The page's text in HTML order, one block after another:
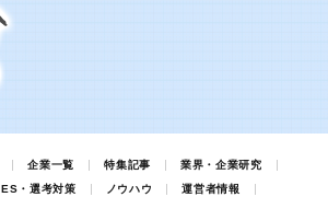
企業一覧 特集記事
業界・企業研究
ES・選考対策 ノウハウ
運営者情報